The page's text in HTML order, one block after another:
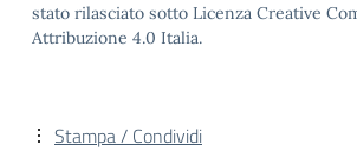
stato rilasciato sotto Licenza Creative
Attribuzione 4.0 Italia.
Stampa / Condividi